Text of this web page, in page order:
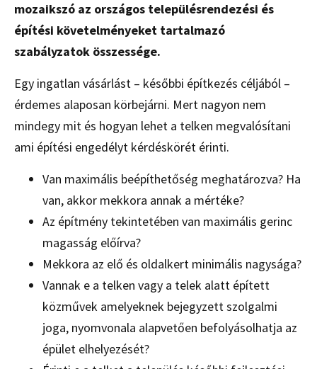
mozaikszó az országos településrendezési és
építési követelményeket tartalmazó
szabályzatok összessége.
Egy ingatlan vásárlást – későbbi építkezés céljából –
érdemes alaposan körbejárni. Mert nagyon nem
mindegy mit és hogyan lehet a telken megvalósítani
ami építési engedélyt kérdéskörét érinti.
Van maximális beépíthetőség meghatározva? Ha
van, akkor mekkora annak a mértéke?
Az építmény tekintetében van maximális gerinc
magasság előírva?
Mekkora az elő és oldalkert minimális nagysága?
Vannak e a telken vagy a telek alatt épített
közművek amelyeknek bejegyzett szolgalmi
joga, nyomvonala alapvetően befolyásolhatja az
épület elhelyezését?